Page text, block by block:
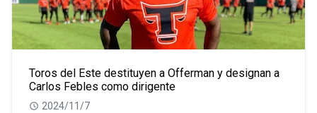
Toros del Este destituyen a Offerman y designan a
Carlos Febles como dirigente
2024/11/7